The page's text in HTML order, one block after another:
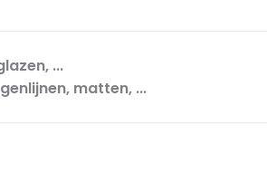
...
matten, ...